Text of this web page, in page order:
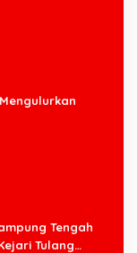
Tengah
Tulang